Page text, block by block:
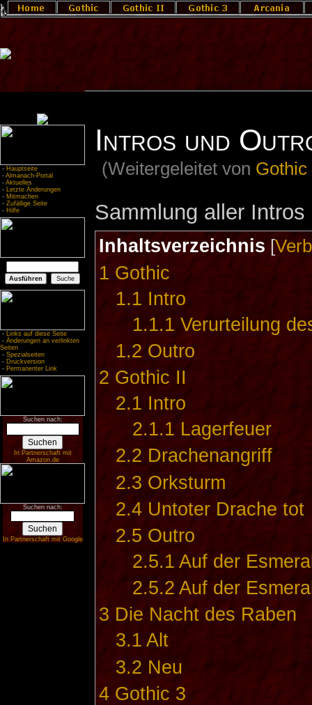
- Hauptseite
- Almanach-Portal
- Aktuelles
- Letzte Änderungen
- Mitmachen
- Zufällige Seite
- Hilfe
- Links auf diese Seite
- Änderungen an verlinkten
Seiten
- Spezialseiten
- Druckversion
- Permanenter Link
Suchen nach:
In Partnerschaft mit
Amazon.de
Suchen nach:
In Partnerschaft mit Google
Intros und
(Weitergeleitet von
Sammlung aller
Inhaltsverzeichnis[
1 Gothic
1.1 Intro
1.1.1 Verurteilung
1.2 Outro
2 Gothic II
2.1 Intro
2.1.1 Lagerfeuer
2.2 Drachenangriff
2.3 Orksturm
2.4 Untoter Drache tot
2.5 Outro
2.5.1 Auf der
2.5.2 Auf der
3 Die Nacht des Raben
3.1 Alt
3.2 Neu
4 Gothic 3